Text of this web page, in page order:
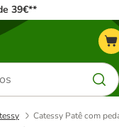
39€**
Catessy Patê com